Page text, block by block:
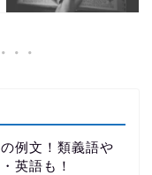
例文！類義語や
英語も！